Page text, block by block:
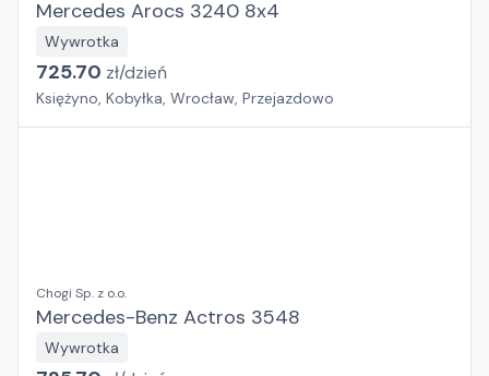
Mercedes Arocs 3240 8x4
Wywrotka
725.70 zł/dzień
Księżyno, Kobyłka, Wrocław, Przejazdowo
Chogi Sp. z o.o.
Mercedes-Benz Actros 3548
Wywrotka